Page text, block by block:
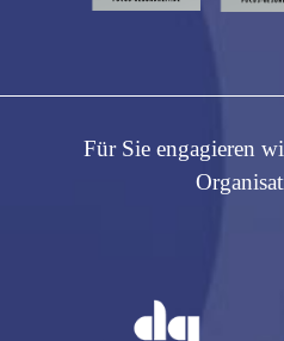
Für Sie engagieren